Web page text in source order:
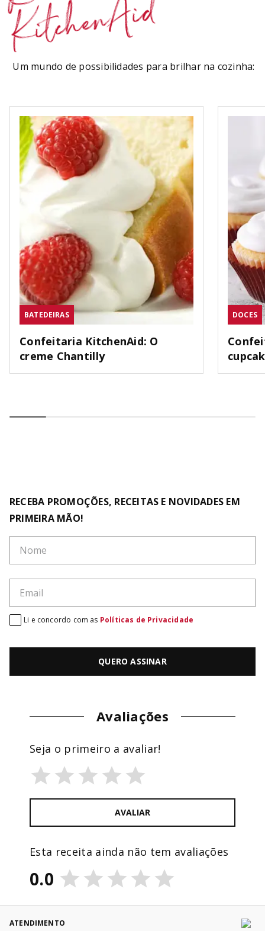
KitchenAid
Um mundo de possibilidades para brilhar na cozinha:
BATEDEIRAS
Confeitaria KitchenAid: O
creme Chantilly
DOCES
RECEBA PROMOÇÕES, RECEITAS E NOVIDADES EM
PRIMEIRA MÃO!
QUERO ASSINAR
Li e concordo com as Políticas de Privacidade
Avaliações
Esta receita ainda não tem avaliações
0.0
Seja o primeiro a avaliar!
AVALIAR
ATENDIMENTO